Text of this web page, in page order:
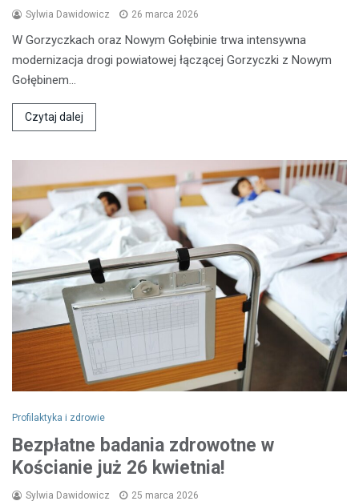
Sylwia Dawidowicz 26 marca 2026
W Gorzyczkach oraz Nowym Gołębinie trwa intensywna
modernizacja drogi powiatowej łączącej Gorzyczki z Nowym
Gołębinem…
Czytaj dalej
Profilaktyka i zdrowie
Bezpłatne badania zdrowotne w
Kościanie już 26 kwietnia!
Sylwia Dawidowicz 25 marca 2026